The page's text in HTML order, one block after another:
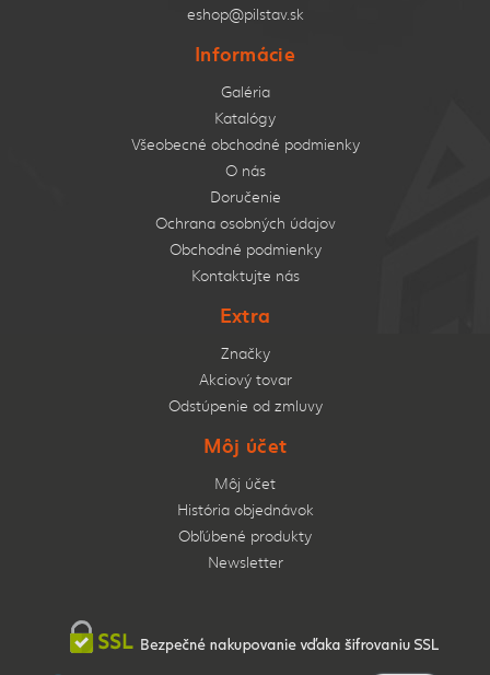
eshop@pilstav.sk
Informácie
Galéria
Katalógy
Všeobecné obchodné podmienky
O nás
Doručenie
Ochrana osobných údajov
Obchodné podmienky
Kontaktujte nás
Extra
Značky
Akciový tovar
Odstúpenie od zmluvy
Môj účet
Môj účet
História objednávok
Obľúbené produkty
Newsletter